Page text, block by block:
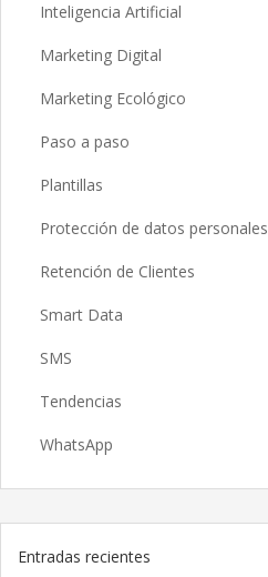
Inteligencia Artificial
Marketing Digital
Marketing Ecológico
Paso a paso
Plantillas
Protección de datos personales
Retención de Clientes
Smart Data
SMS
Tendencias
WhatsApp
Entradas recientes